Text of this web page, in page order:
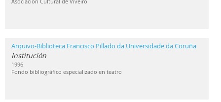
Arquivo-Biblioteca Francisco Pillado da Universidade da Coruña
Institución
1996
Fondo bibliográfico especializado en teatro